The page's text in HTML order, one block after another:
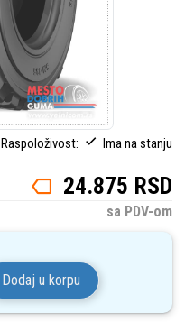
Raspoloživost: Ima na stanju
24.875 RSD
sa PDV-om
Dodaj u korpu